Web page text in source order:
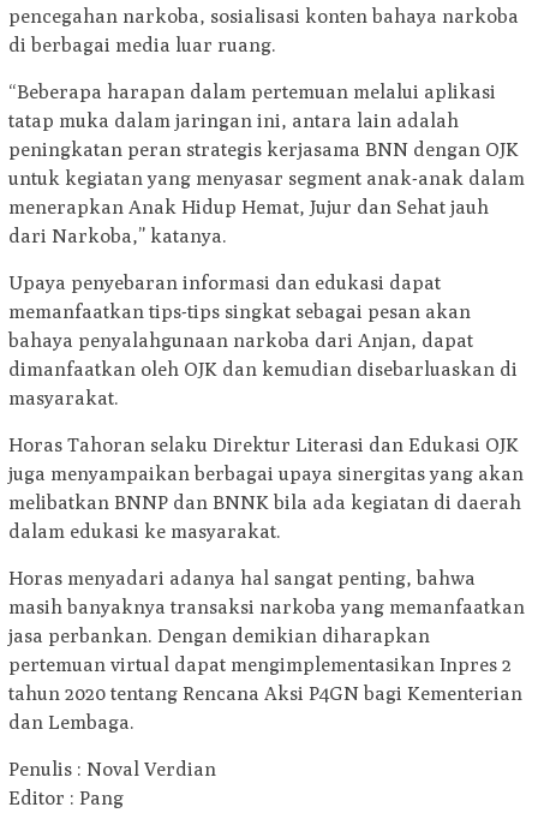
pencegahan narkoba, sosialisasi konten bahaya narkoba
di berbagai media luar ruang.
“Beberapa harapan dalam pertemuan melalui aplikasi
tatap muka dalam jaringan ini, antara lain adalah
peningkatan peran strategis kerjasama BNN dengan OJK
untuk kegiatan yang menyasar segment anak-anak dalam
menerapkan Anak Hidup Hemat, Jujur dan Sehat jauh
dari Narkoba,” katanya.
Upaya penyebaran informasi dan edukasi dapat
memanfaatkan tips-tips singkat sebagai pesan akan
bahaya penyalahgunaan narkoba dari Anjan, dapat
dimanfaatkan oleh OJK dan kemudian disebarluaskan di
masyarakat.
Horas Tahoran selaku Direktur Literasi dan Edukasi OJK
juga menyampaikan berbagai upaya sinergitas yang akan
melibatkan BNNP dan BNNK bila ada kegiatan di daerah
dalam edukasi ke masyarakat.
Horas menyadari adanya hal sangat penting, bahwa
masih banyaknya transaksi narkoba yang memanfaatkan
jasa perbankan. Dengan demikian diharapkan
pertemuan virtual dapat mengimplementasikan Inpres 2
tahun 2020 tentang Rencana Aksi P4GN bagi Kementerian
dan Lembaga.
Penulis : Noval Verdian
Editor : Pang